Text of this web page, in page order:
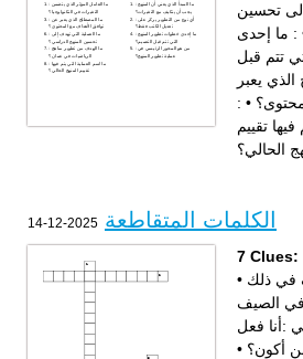
: ما العامل المؤثر الذي يتضمن
التغيرات في التكنولوجيا؟
: ما المصطلح الذي يعبر عن
توافق الأهداف مع المحتوى؟
: ما العملية التي تهدف إلى
تحسين المنهج الدراسي؟
: ما الهدف من تطوير مناهج
الرياضيات في عمان؟
: ما اسم العملية التي يتم فيها
تقييم المنهج الحالي؟
: ما المبدأ الذي يعني أن المنهج
يجب أن يتكيف مع التغيرات؟
: أي نوع من التطوير يركز على
تعديل الكتب فقط؟
: ما إحدى خطوات تطوير المنهج
التي تتم قبل التعميم؟
: من هو المحور الرئيسي في
عملية تطوير المنهج؟
تحسين
: ما إحدى
تتم قبل
يعبر
•
:
تقييم
الحالي؟
الكلمات المتقاطعة 2025-12-14
7 Clues:
في ذلك •
الصيف
:أنا فعل
أكون؟ •